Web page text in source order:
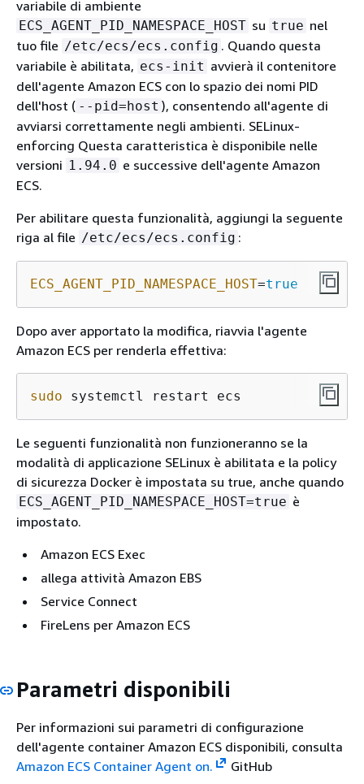
variabile di ambiente
ECS_AGENT_PID_NAMESPACE_HOST su true nel
tuo file /etc/ecs/ecs.config . Quando questa
variabile è abilitata, ecs-init avvierà il contenitore
dell'agente Amazon ECS con lo spazio dei nomi PID
dell'host ( --pid=host ), consentendo all'agente di
avviarsi correttamente negli ambienti. SELinux-
enforcing Questa caratteristica è disponibile nelle
versioni 1.94.0 e successive dell'agente Amazon
ECS.
Per abilitare questa funzionalità, aggiungi la seguente
riga al file /etc/ecs/ecs.config :
ECS_AGENT_PID_NAMESPACE_HOST=true
Dopo aver apportato la modifica, riavvia l'agente
Amazon ECS per renderla effettiva:
sudo systemctl restart ecs
Le seguenti funzionalità non funzioneranno se la
modalità di applicazione SELinux è abilitata e la policy
di sicurezza Docker è impostata su true, anche quando
ECS_AGENT_PID_NAMESPACE_HOST=true è
impostato.
Amazon ECS Exec
allega attività Amazon EBS
Service Connect
FireLens per Amazon ECS
Parametri disponibili
Per informazioni sui parametri di configurazione
dell'agente container Amazon ECS disponibili, consulta
Amazon ECS Container Agent on.
GitHub